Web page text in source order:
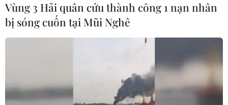
Vùng 3 Hải quân cứu thành công 1 nạn nhân
bị sóng cuốn tại Mũi Nghê